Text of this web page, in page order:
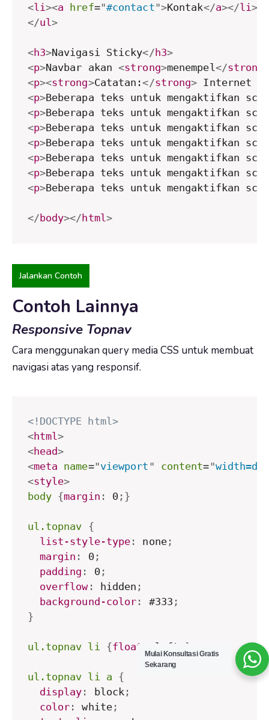
<li ><a href="#contact">Kontak</a></li>
</ul >
<h3>Navigasi Sticky</h3>
<p>Navbar akan <strong>menempel </strong
<p><strong>Catatan:</strong> Internet
<p>Beberapa teks untuk mengaktifkan
<p>Beberapa teks untuk mengaktifkan
<p>Beberapa teks untuk mengaktifkan
<p>Beberapa teks untuk mengaktifkan
<p>Beberapa teks untuk mengaktifkan
<p>Beberapa teks untuk mengaktifkan
<p>Beberapa teks untuk mengaktifkan
</body></html >
Jalankan Contoh
Contoh Lainnya
Responsive Topnav
Cara menggunakan query media CSS untuk membuat
navigasi atas yang responsif.
<!DOCTYPE html>
<html>
<head>
<meta name="viewport " content="
<style>
body {margin : 0 ; }
ul.topnav {
list-style-type : none;
margin : 0;
padding : 0;
overflow: hidden ;
background-color : #333 ;
}
ul.topnav li {float left }
ul.topnav li a {
display : block ;
color : white;
Mulai Konsultasi Gratis
Sekarang